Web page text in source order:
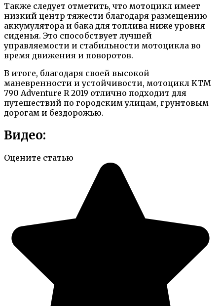
Также следует отметить, что мотоцикл имеет
низкий центр тяжести благодаря размещению
аккумулятора и бака для топлива ниже уровня
сиденья. Это способствует лучшей
управляемости и стабильности мотоцикла во
время движения и поворотов.
В итоге, благодаря своей высокой
маневренности и устойчивости, мотоцикл KTM
790 Adventure R 2019 отлично подходит для
путешествий по городским улицам, грунтовым
дорогам и бездорожью.
Видео:
Оцените статью